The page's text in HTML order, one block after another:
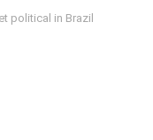
political in Brazil